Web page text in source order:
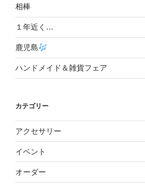
相棒
１年近く…
鹿児島
ハンドメイド＆雑貨フェア
カテゴリー
アクセサリー
イベント
オーダー